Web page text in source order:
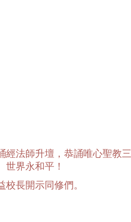
經法師升壇，恭誦唯心聖教三
界永和平！
長開示同修們。